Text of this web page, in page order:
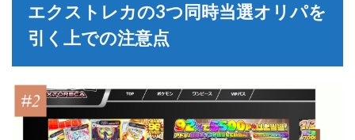
エクストレカの3つ同時当選オリパを
引く上での注意点